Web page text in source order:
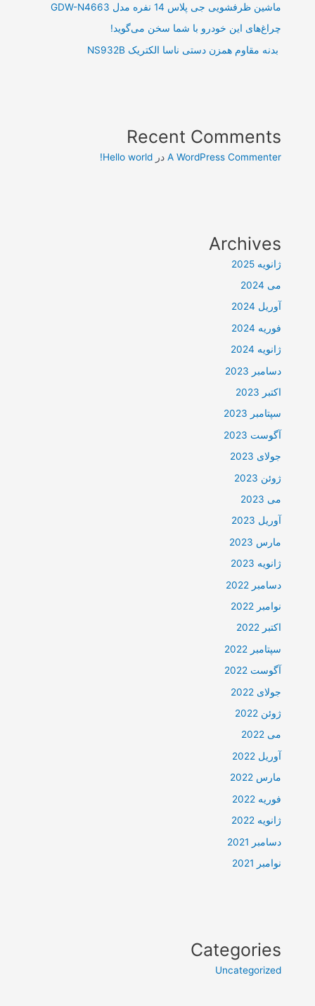
ماشین ظرفشویی جی پلاس 14 نفره مدل GDW-N4663
چراغ‌های این خودرو با شما سخن می‌گوید!
بدنه مقاوم همزن دستی ناسا الکتریک NS932B
Recent Comments
A WordPress Commenter درHello world!
Archives
ژانویه 2025
می 2024
آوریل 2024
فوریه 2024
ژانویه 2024
دسامبر 2023
اکتبر 2023
سپتامبر 2023
آگوست 2023
جولای 2023
ژوئن 2023
می 2023
آوریل 2023
مارس 2023
ژانویه 2023
دسامبر 2022
نوامبر 2022
اکتبر 2022
سپتامبر 2022
آگوست 2022
جولای 2022
ژوئن 2022
می 2022
آوریل 2022
مارس 2022
فوریه 2022
ژانویه 2022
دسامبر 2021
نوامبر 2021
Categories
Uncategorized